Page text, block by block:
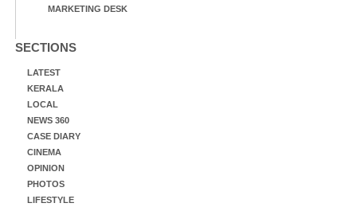
MARKETING DESK
SECTIONS
LATEST
KERALA
LOCAL
NEWS 360
CASE DIARY
CINEMA
OPINION
PHOTOS
LIFESTYLE